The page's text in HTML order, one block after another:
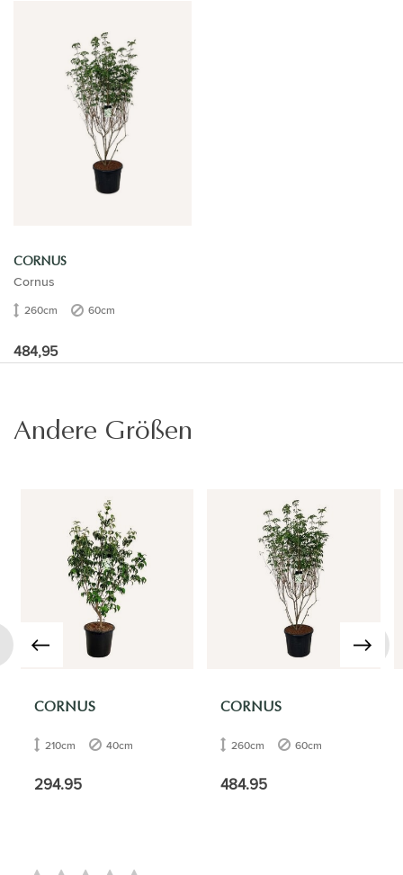
CORNUS
Cornus
260cm 60cm
484,95
Andere Größen
CORNUS
210cm 40cm
294.95
CORNUS
260cm 60cm
484.95
›